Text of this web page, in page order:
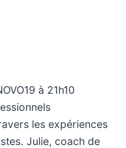
à 21h10
les expériences
Julie, coach de